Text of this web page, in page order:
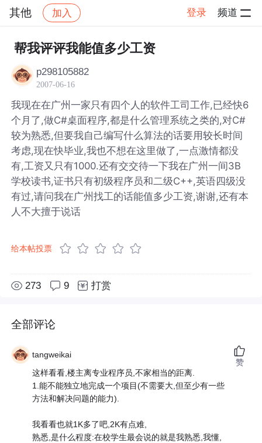
其他 加入 登录 频道
社区 其他 帖子详情
帮我评评我能值多少工资
p298105882
2007-06-16
我现在在广州一家只有四个人的软件工司工作,已经快6
个月了,做C#桌面程序,都是什么管理系统之类的,对C#
较为熟悉,但要我自己编写什么算法的话要用较长时间
考虑,现在快毕业,我也不想在这里做了,一点激情都没
有,工资又只有1000.还有交交待一下我在广州一间3B
学校读书,证书只有初级程序员和二级C++,英语四级没
有过,请问我在广州找工的话能值多少工资,谢谢,还有本
人不大擅于说话
给本帖投票
273 9 打赏
全部评论
tangweikai
这样看看,楼主离专业程序员,不家相当的距离.
1.能不能独立地完成一个项目(不需要大,但至少有一些
方法和解决问题的能力).
我看看也就1K多了吧,2K有点难,
熟悉,是什么程度:在校学生最会说的就是我熟悉,我懂,
赞